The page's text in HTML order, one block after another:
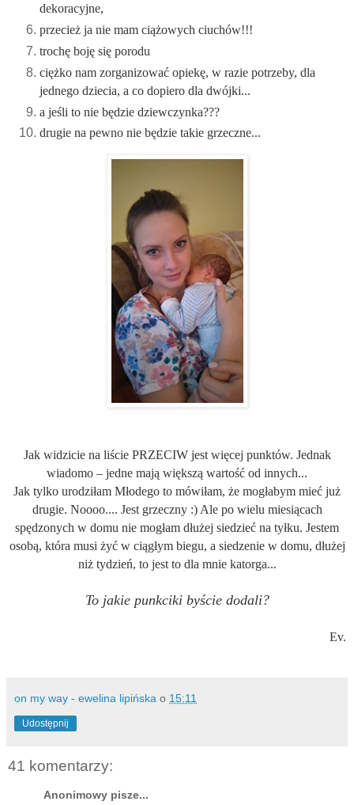
dekoracyjne,
przecież ja nie mam ciążowych ciuchów!!!
trochę boję się porodu
ciężko nam zorganizować opiekę, w razie potrzeby, dla
jednego dziecia, a co dopiero dla dwójki...
a jeśli to nie będzie dziewczynka???
drugie na pewno nie będzie takie grzeczne...
Jak widzicie na liście PRZECIW jest więcej punktów. Jednak
wiadomo – jedne mają większą wartość od innych...
Jak tylko urodziłam Młodego to mówiłam, że mogłabym mieć już
drugie. Noooo.... Jest grzeczny :) Ale po wielu miesiącach
spędzonych w domu nie mogłam dłużej siedzieć na tyłku. Jestem
osobą, która musi żyć w ciągłym biegu, a siedzenie w domu, dłużej
niż tydzień, to jest to dla mnie katorga...
To jakie punkciki byście dodali?
Ev.
on my way - ewelina lipińska o 15:11
Udostępnij
41 komentarzy:
Anonimowy pisze...